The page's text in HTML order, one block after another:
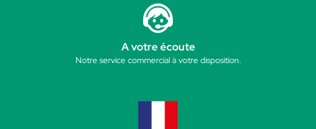
A votre écoute
Notre service commercial à votre disposition.